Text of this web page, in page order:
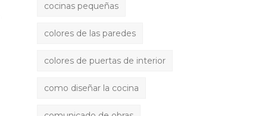
cocinas pequeñas
colores de las paredes
colores de puertas de interior
como diseñar la cocina